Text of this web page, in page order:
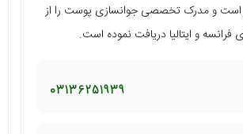
و مدرک تخصصی جوانسازی پوست را از
فرانسه و ایتالیا دریافت نموده است.
03136251939